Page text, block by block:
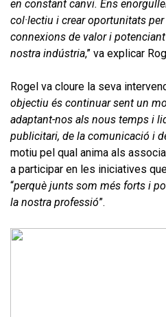
en constant canvi. Ens
col·lectiu i crear oportunitats
connexions de valor i
nostra indústria,” va explicar
Rogel va cloure la seva
objectiu és continuar sent un
adaptant-nos als nous temps i
publicitari, de la comunicació i
motiu pel qual anima als
a participar en les iniciatives
“perquè junts som més forts i
la nostra professió”.